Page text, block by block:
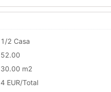
1/2 Casa
52.00
30.00 m2
4 EUR/Total